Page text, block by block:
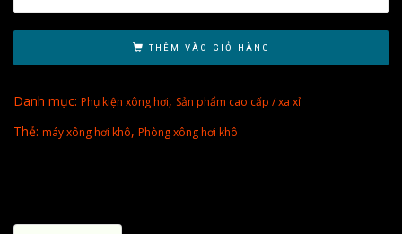
THÊM VÀO GIỎ HÀNG
Danh mục: Phụ kiện xông hơi, Sản phẩm cao cấp / xa xỉ
Thẻ: máy xông hơi khô, Phòng xông hơi khô